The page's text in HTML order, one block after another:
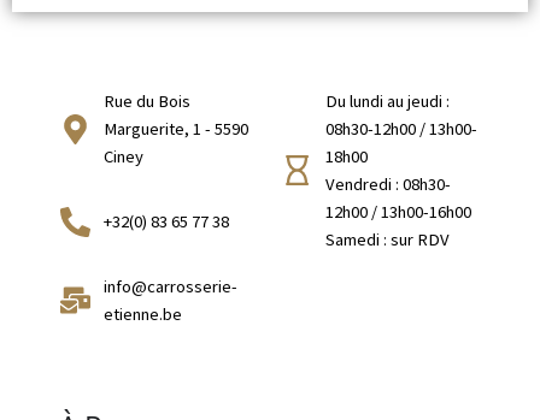
Rue du Bois
Marguerite, 1 - 5590
Ciney
+32(0) 83 65 77 38
info@carrosserie-
etienne.be
Du lundi au jeudi :
08h30-12h00 / 13h00-
18h00
Vendredi : 08h30-
12h00 / 13h00-16h00
Samedi : sur RDV